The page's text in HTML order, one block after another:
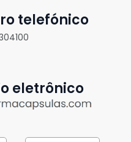
telefónico
eletrônico